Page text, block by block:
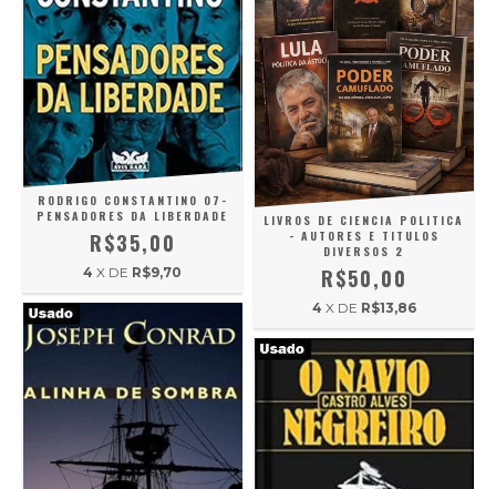
RODRIGO CONSTANTINO 07-
PENSADORES DA LIBERDADE
R$35,00
4 X DE R$9,70
LIVROS DE CIENCIA POLITICA
- AUTORES E TITULOS
DIVERSOS 2
R$50,00
4 X DE R$13,86